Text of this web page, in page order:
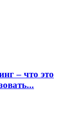
– что это